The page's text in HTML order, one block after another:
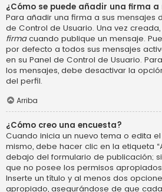
¿Cómo se puede añadir una firma a
Para añadir una firma a sus mensajes
de Control de Usuario. Una vez
firmacuando publique un mensaje.
por defecto a todos sus mensajes
en su Panel de Control de Usuario.
los mensajes, debe desactivar la
del perfil.
Arriba
¿Cómo creo una encuesta?
Cuando inicia un nuevo tema o edita
mismo, debe hacer clic en la etiqueta
debajo del formulario de publicación;
que no posee los permisos
Inserte un título y al menos dos
apropiado, asegurándose de que